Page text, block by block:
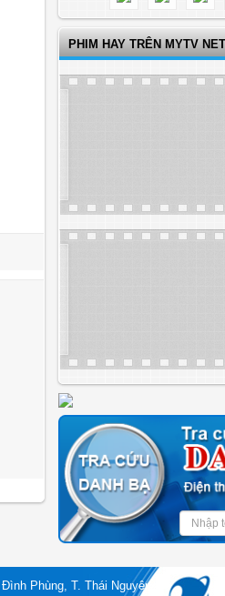
PHIM HAY TRÊN MYTV NET
Phùng, T. Thái Nguyên